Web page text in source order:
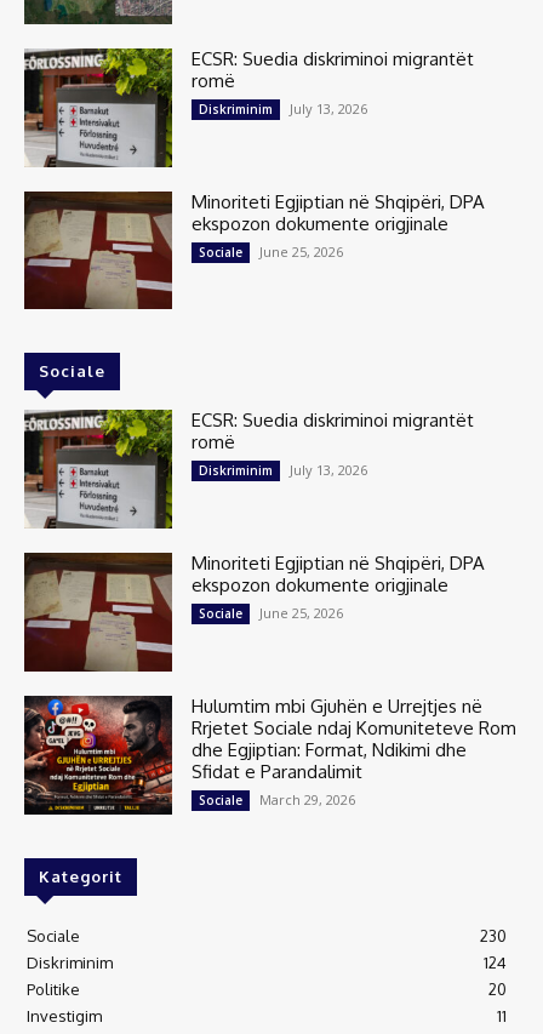
ECSR: Suedia diskriminoi migrantët
romë
Diskriminim July 13, 2026
Minoriteti Egjiptian në Shqipëri, DPA
ekspozon dokumente origjinale
Sociale June 25, 2026
Sociale
ECSR: Suedia diskriminoi migrantët
romë
Diskriminim July 13, 2026
Minoriteti Egjiptian në Shqipëri, DPA
ekspozon dokumente origjinale
Sociale June 25, 2026
Hulumtim mbi Gjuhën e Urrejtjes në
Rrjetet Sociale ndaj Komuniteteve Rom
dhe Egjiptian: Format, Ndikimi dhe
Sfidat e Parandalimit
Sociale March 29, 2026
Kategorit
Sociale
230
Diskriminim
124
Politike
20
Investigim
11